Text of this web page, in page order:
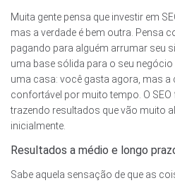
Muita gente pensa que investir em
mas a verdade é bem outra. Pensa
pagando para alguém arrumar seu
uma base sólida para o seu
uma casa: você gasta agora, mas
confortável por muito tempo. O
trazendo resultados que vão muito
inicialmente.
Resultados a médio e longo
Sabe aquela sensação de que as